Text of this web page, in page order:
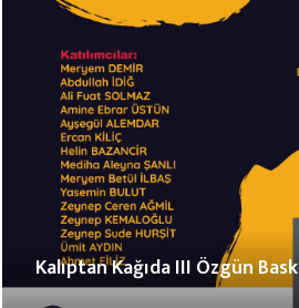
Kalıptan Kağıda III Özgün